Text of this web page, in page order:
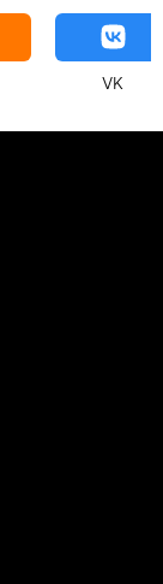
VK